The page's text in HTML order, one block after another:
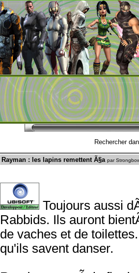
Rechercher
Rayman : les lapins remettent Ã§a par
Toujours aussi
Rabbids. Ils auront
de vaches et de
qu'ils savent danser.